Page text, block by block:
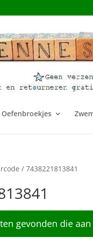
Oefenbroekjes
/ 7438221813841
gevonden die